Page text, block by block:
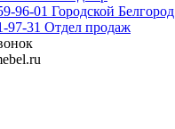
96-01 Городской Белгород
97-31 Отдел продаж